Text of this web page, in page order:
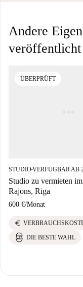
Andere
ÜBERPRÜFT
STUDIO■VERFÜGBAR AB
Studio zu vermieten
Rajons, Riga
600 €/Monat
euro
DIE BESTE WAHL